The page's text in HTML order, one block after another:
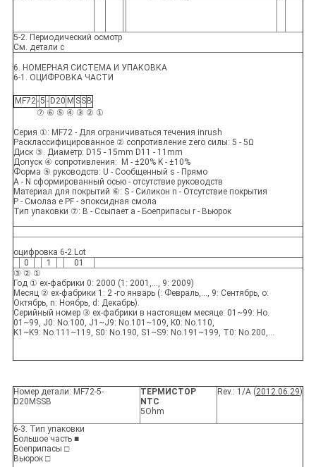
5-2. Периодический осмотр
См. детали с
6. НОМЕРНАЯ СИСТЕМА И УПАКОВКА
6-1. ОЦИФРОВКА ЧАСТИ
MF72-5 - D20 M SS B
⑦ ⑥ ⑤ ④ ③ ② ①
Серия ①: MF72 - Для ограничиваться течения inrush
Расклассифицированное ② сопротивление zero силы: 5 - 5Ω
Диск ③. Диаметр: D15 - 15mm D11 - 11mm
Допуск ④ сопротивления: M - ±20% K - ±10%
Форма ⑤ руководств: U - Сообщенный s - Прямо
A - N сформированный осью - отсутствие руководств
Материал для покрытий ⑥: S - Силикон n - Отсутствие покрытия
P - Смолаа e PF - эпоксидная смола
Тип упаковки ⑦: B - Ссыпает a - Боеприпасы r - Вьюрок
оцифровка 6-2.Lot
0
1
01
③ ② ①
Год ① ex-фабрики 0: 2000 (1: 2001,…, 9: 2009)
Месяц ② ex-фабрики 1: 2 -го январь (: Февраль,…, 9: Сентябрь, o:
Октябрь, n: Ноябрь, d: Декабрь).
Серийный номер ③ ex-фабрики в настоящем месяце: 01~99: Но.
01~99, J0: No.100, J1~J9: No.101~109, K0: No.110,
K1~K9: No.111~119, S0: No.190, S1~S9: No.191~199, T0: No.200,…
Номер детали: MF72-5-
D20MSSB
ТЕРМИСТОР
NTC
5Ohm
Rev.: 1/A (2012.06.29)
6-3. Тип упаковки
Большое часть ■
Боеприпасы □
Вьюрок □